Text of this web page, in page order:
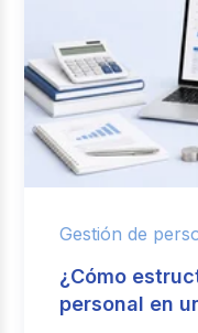
Gestión de
¿Cómo
personal en